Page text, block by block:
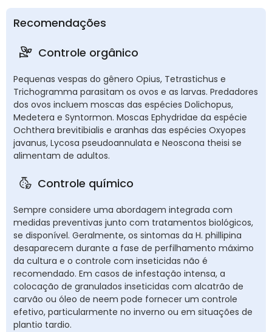
Recomendações
Controle orgânico
Pequenas vespas do gênero Opius, Tetrastichus e
Trichogramma parasitam os ovos e as larvas. Predadores
dos ovos incluem moscas das espécies Dolichopus,
Medetera e Syntormon. Moscas Ephydridae da espécie
Ochthera brevitibialis e aranhas das espécies Oxyopes
javanus, Lycosa pseudoannulata e Neoscona theisi se
alimentam de adultos.
Controle químico
Sempre considere uma abordagem integrada com
medidas preventivas junto com tratamentos biológicos,
se disponível. Geralmente, os sintomas da H. phillipina
desaparecem durante a fase de perfilhamento máximo
da cultura e o controle com inseticidas não é
recomendado. Em casos de infestação intensa, a
colocação de granulados inseticidas com alcatrão de
carvão ou óleo de neem pode fornecer um controle
efetivo, particularmente no inverno ou em situações de
plantio tardio.